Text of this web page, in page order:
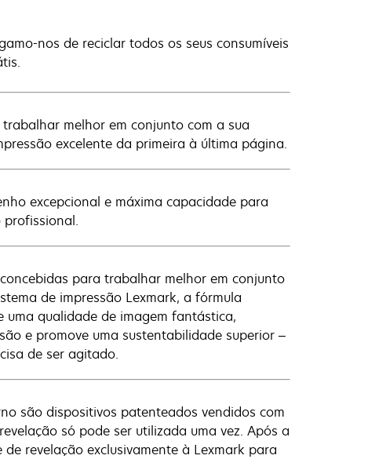
nos de reciclar todos os seus consumíveis
melhor em conjunto com a sua
excelente da primeira à última página.
excepcional e máxima capacidade para
profissional.
para trabalhar melhor em conjunto
de impressão Lexmark, a fórmula
qualidade de imagem fantástica,
e promove uma sustentabilidade superior –
de ser agitado.
são dispositivos patenteados vendidos com
só pode ser utilizada uma vez. Após a
revelação exclusivamente à Lexmark para